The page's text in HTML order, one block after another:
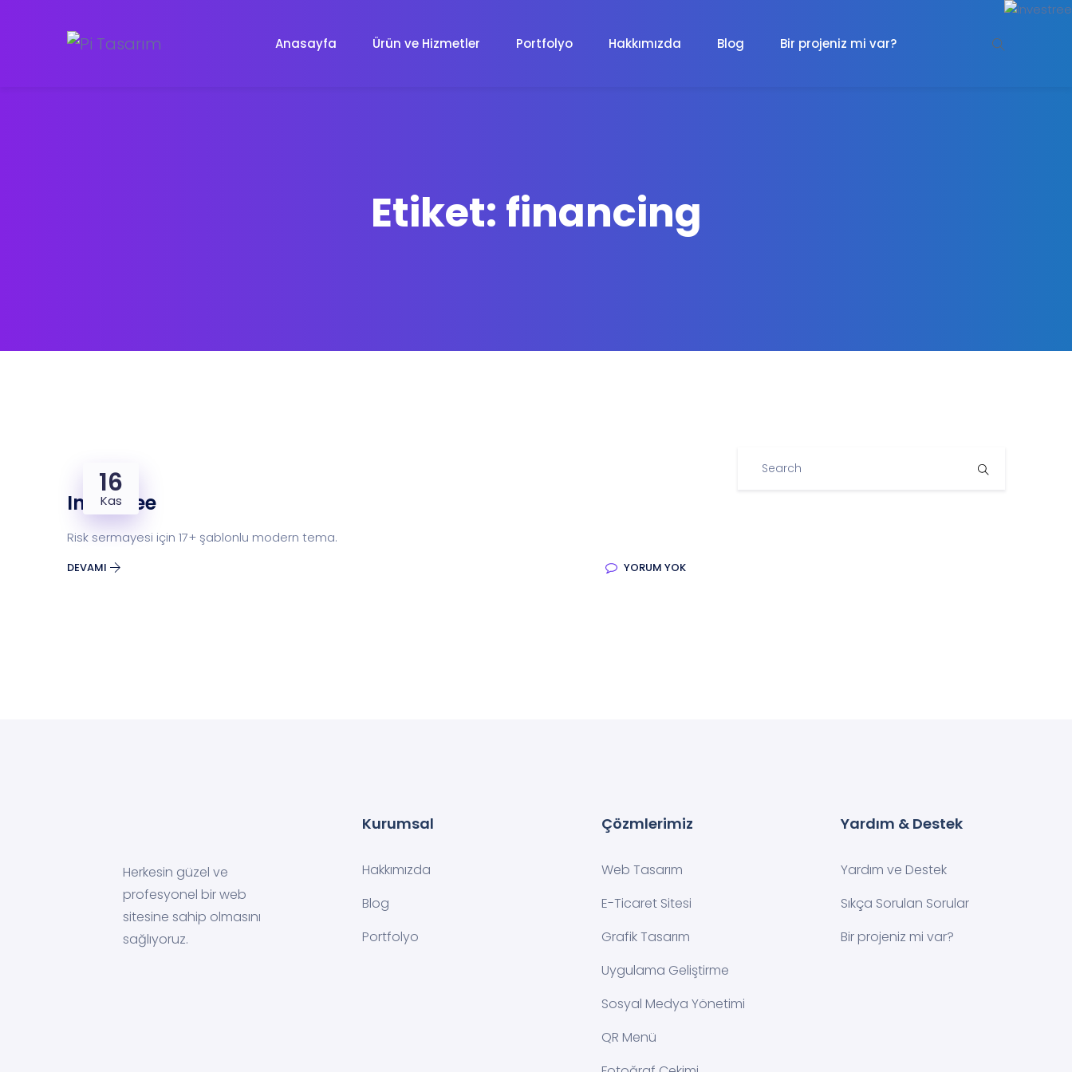
Anasayfa Ürün ve Hizmetler
E-Ticaret Sitesi
E-Ticaret Paketleri
Portfolyo Hakkımızda Blog Bir projeniz mi var?
Etiket: financing
16
Kas
Investree
Risk sermayesi için 17+ şablonlu modern tema.
DEVAMI YORUM YOK
Herkesin güzel ve
profesyonel bir web
sitesine sahip olmasını
sağlıyoruz.
Kurumsal
Hakkımızda
Blog
Portfolyo
Çözmlerimiz
Web Tasarım
E-Ticaret Sitesi
Grafik Tasarım
Uygulama Geliştirme
Sosyal Medya Yönetimi
QR Menü
Yardım & Destek
Yardım ve Destek
Sıkça Sorulan Sorular
Bir projeniz mi var?